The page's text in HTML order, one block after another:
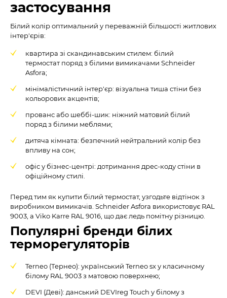
застосування
Білий колір оптимальний у переважній більшості житлових
інтер'єрів:
квартира зі скандинавським стилем: білий
термостат поряд з білими вимикачами Schneider
Asfora;
мінімалістичний інтер'єр: візуальна тиша стіни без
кольорових акцентів;
прованс або шеббі-шик: ніжний матовий білий
поряд з білими меблями;
дитяча кімната: безпечний нейтральний колір без
впливу на сон;
офіс у бізнес-центрі: дотримання дрес-коду стіни в
офіційному стилі.
Перед тим як купити білий термостат, узгодьте відтінок з
виробником вимикачів. Schneider Asfora використовує RAL
9003, а Viko Karre RAL 9016, що дає ледь помітну різницю.
Популярні бренди білих
терморегуляторів
Terneo (Тернео): український Terneo sx у класичному
білому RAL 9003 з матовою поверхнею;
DEVI (Деві): данський DEVIreg Touch у білому з